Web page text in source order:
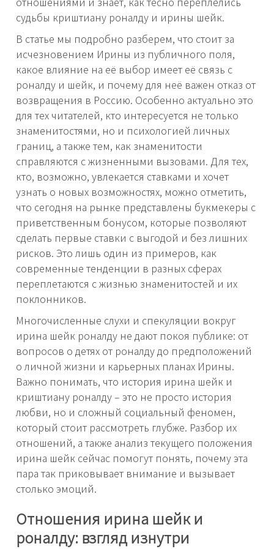
судьбы криштиану роналду и ирины шейк.
В статье мы подробно разберем, что стоит за
исчезновением Ирины из публичного поля,
какое влияние на её выбор имеет её связь с
роналду и шейк, и почему для неё важен отказ от
возвращения в Россию. Особенно актуально это
для тех читателей, кто интересуется не только
знаменитостями, но и психологией личных
границ, а также тем, как знаменитости
справляются с жизненными вызовами. Для тех,
кто, возможно, увлекается ставками и хочет
узнать о новых возможностях, можно отметить,
что сегодня на рынке представлены букмекеры с
приветственным бонусом, которые позволяют
сделать первые ставки с выгодой и без лишних
рисков. Это лишь один из примеров, как
современные тенденции в разных сферах
переплетаются с жизнью знаменитостей и их
поклонников.
Многочисленные слухи и спекуляции вокруг
ирина шейк роналду не дают покоя публике: от
вопросов о детях от роналду до предположений
о личной жизни и карьерных планах Ирины.
Важно понимать, что история ирина шейк и
криштиану роналду – это не просто история
любви, но и сложный социальный феномен,
который стоит рассмотреть глубже. Разбор их
отношений, а также анализ текущего положения
ирина шейк сейчас помогут понять, почему эта
пара так приковывает внимание и вызывает
столько эмоций.
Отношения ирина шейк и
роналду: взгляд изнутри